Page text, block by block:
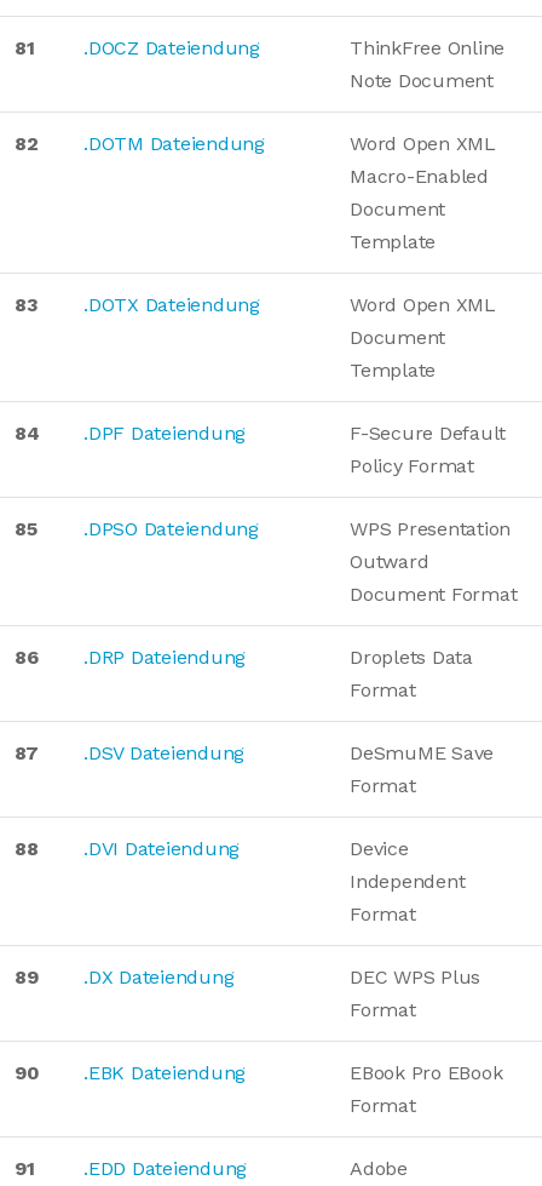
81 .DOCZ Dateiendung
ThinkFree Online
Note Document
82 .DOTM Dateiendung
Word Open XML
Macro-Enabled
Document
Template
83 .DOTX Dateiendung
Word Open XML
Document
Template
84 .DPF Dateiendung
F-Secure Default
Policy Format
85 .DPSO Dateiendung
WPS Presentation
Outward
Document Format
86 .DRP Dateiendung
Droplets Data
Format
87 .DSV Dateiendung
DeSmuME Save
Format
88 .DVI Dateiendung
Device
Independent
Format
89 .DX Dateiendung
DEC WPS Plus
Format
90 .EBK Dateiendung
EBook Pro EBook
Format
91 .EDD Dateiendung
Adobe